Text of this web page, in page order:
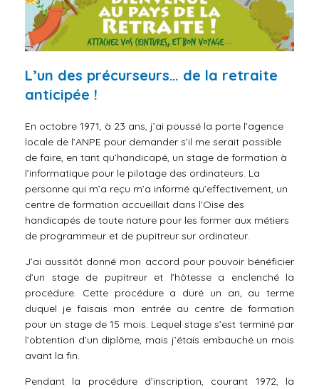
L’un des précurseurs… de la retraite
anticipée !
En octobre 1971, à 23 ans, j’ai poussé la porte l’agence
locale de l’ANPE pour demander s’il me serait possible
de faire, en tant qu’handicapé, un stage de formation à
l’informatique pour le pilotage des ordinateurs. La
personne qui m’a reçu m’a informé qu’effectivement, un
centre de formation accueillait dans l’Oise des
handicapés de toute nature pour les former aux métiers
de programmeur et de pupitreur sur ordinateur.
J’ai aussitôt donné mon accord pour pouvoir bénéficier
d’un stage de pupitreur et l’hôtesse a enclenché la
procédure. Cette procédure a duré un an, au terme
duquel je faisais mon entrée au centre de formation
pour un stage de 15 mois. Lequel stage s’est terminé par
l’obtention d’un diplôme, mais j’étais embauché un mois
avant la fin.
Pendant la procédure d’inscription, courant 1972, la